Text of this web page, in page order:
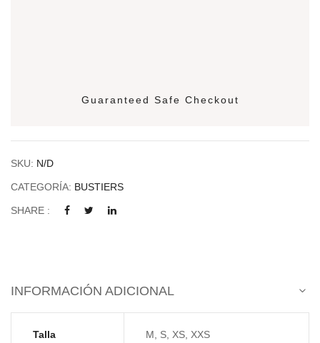
Guaranteed Safe Checkout
SKU: N/D
CATEGORÍA: BUSTIERS
SHARE :
INFORMACIÓN ADICIONAL
Talla M, S, XS, XXS